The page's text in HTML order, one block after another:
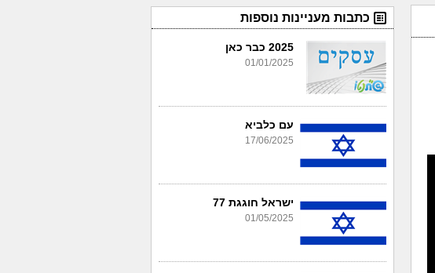
כתבות מעניינות נוספות
2025 כבר כאן
01/01/2025
עם כלביא
17/06/2025
ישראל חוגגת 77
01/05/2025